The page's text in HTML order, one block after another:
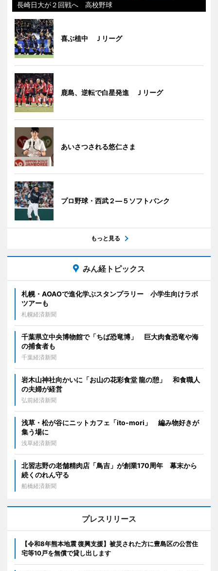
長崎日大が２回戦へ 高校野球
喜ぶ植中 Ｊリーグ
鹿島、逆転で白星発進 Ｊリーグ
あいさつされる悠仁さま
プロ野球・西武２―５ソフトバンク
もっと見る
みん経トピックス
札幌・AOAOで進化学ぶスタンプラリー 小学生向けラボ
ツアーも
札幌経済新聞
千葉県立中央博物館で「ちば恐竜博」 巨大肉食恐竜や海
の捕食者も
千葉経済新聞
岩木山神社向かいに「お山の花彩食堂 龍の憩」 和食職人
の夫婦が経営
弘前経済新聞
浅草・松が谷にニットカフェ「ito-mori」 編み物好きが
集う場に
浅草経済新聞
北習志野の老舗精肉店「鳥吉」が創業170周年 幕末から
続くのれん守る
船橋経済新聞
プレスリリース
【令和8年熊本地震 復興支援】被災された方に豊島区の公営住
宅等10戸を無償で貸し出します